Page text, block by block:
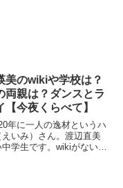
美のwikiや学校は？
両親は？ダンスとラ
【今夜くらべて】
年に一人の逸材というハ
いみ）さん。渡辺直美
学生です。wikiがないの